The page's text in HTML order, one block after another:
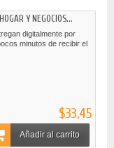
Y NEGOCIOS...
digitalmente por
minutos de recibir el
$33,45
Añadir al carrito